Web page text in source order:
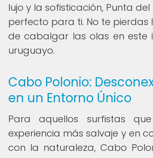
lujo y la sofisticación, Punta del
perfecto para ti. No te
de cabalgar las olas en este
uruguayo.
Cabo Polonio:
en un Entorno Único
Para aquellos surfistas
experiencia más salvaje y en
con la naturaleza, Cabo